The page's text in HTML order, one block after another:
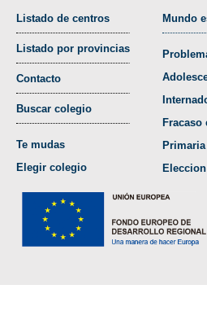
Listado de centros
Listado por provincias
Contacto
Buscar colegio
Te mudas
Elegir colegio
Mundo
Fracaso
Primaria